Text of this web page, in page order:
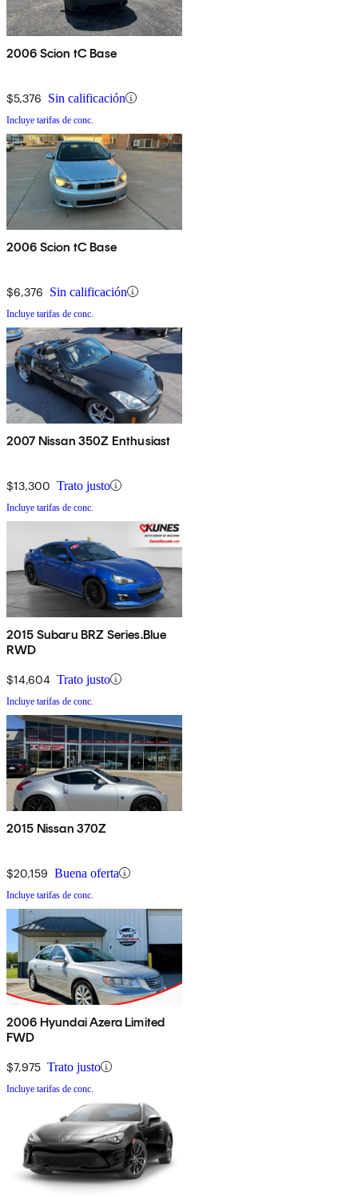
2006 Scion tC Base
$5,376 Sin calificación
Incluye tarifas de conc.
2006 Scion tC Base
$6,376 Sin calificación
Incluye tarifas de conc.
2007 Nissan 350Z Enthusiast
$13,300 Trato justo
Incluye tarifas de conc.
2015 Subaru BRZ Series.Blue
RWD
$14,604 Trato justo
Incluye tarifas de conc.
2015 Nissan 370Z
$20,159 Buena oferta
Incluye tarifas de conc.
2006 Hyundai Azera Limited
FWD
$7,975 Trato justo
Incluye tarifas de conc.